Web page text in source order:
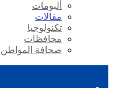
ألبومات
مقالات
تكنولوجيا
محافظات
صحافة المواطن